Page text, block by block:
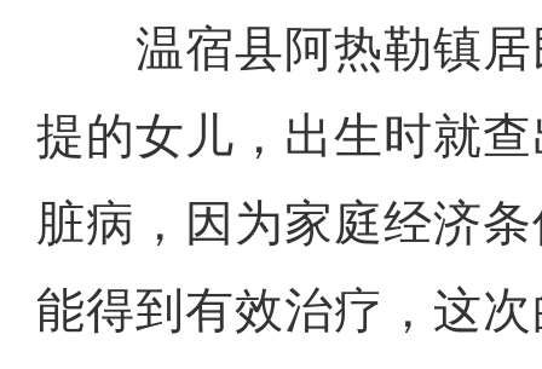
温宿县阿热勒镇居
提的女儿，出生时就
脏病，因为家庭经济
能得到有效治疗，这